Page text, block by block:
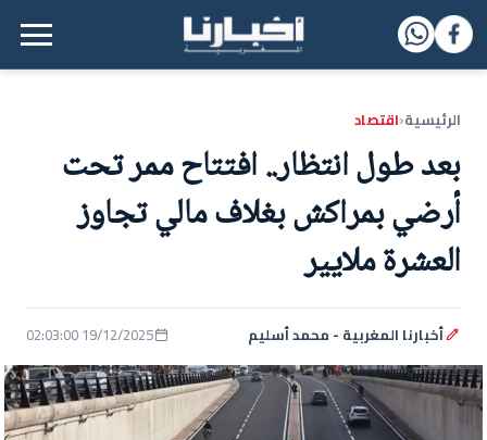
القائمة الرئيسية
الرئيسية‹اقتصاد
بعد طول انتظار.. افتتاح ممر تحت
أرضي بمراكش بغلاف مالي تجاوز
العشرة ملايير
أخبارنا المغربية - محمد أسليم 19/12/2025 02:03:00